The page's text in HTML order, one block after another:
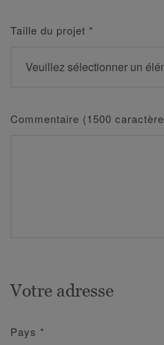
Taille du projet *
Commentaire (1500
Votre adresse
Pays *